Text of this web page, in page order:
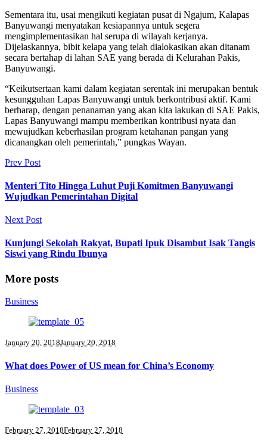
Sementara itu, usai mengikuti kegiatan pusat di Ngajum, Kalapas
Banyuwangi menyatakan kesiapannya untuk segera
mengimplementasikan hal serupa di wilayah kerjanya.
Dijelaskannya, bibit kelapa yang telah dialokasikan akan ditanam
secara bertahap di lahan SAE yang berada di Kelurahan Pakis,
Banyuwangi.
“Keikutsertaan kami dalam kegiatan serentak ini merupakan bentuk
kesungguhan Lapas Banyuwangi untuk berkontribusi aktif. Kami
berharap, dengan penanaman yang akan kita lakukan di SAE Pakis,
Lapas Banyuwangi mampu memberikan kontribusi nyata dan
mewujudkan keberhasilan program ketahanan pangan yang
dicanangkan oleh pemerintah,” pungkas Wayan.
Prev Post
Menteri Tito Hingga Luhut Puji Komitmen Banyuwangi
Wujudkan Pemerintahan Digital
Next Post
Kunjungi Sekolah Rakyat, Bupati Ipuk Disambut Isak Tangis
Siswi yang Rindu Ibunya
More posts
Business
January 20, 2018January 20, 2018
What does Power of US mean for China’s Economy
Business
February 27, 2018February 27, 2018